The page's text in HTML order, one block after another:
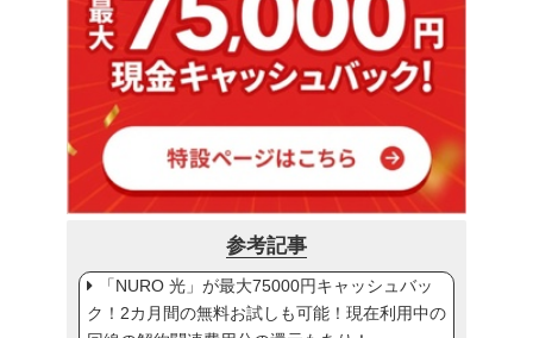
参考記事
「NURO 光」が最大75000円キャッシュバッ
ク！2カ月間の無料お試しも可能！現在利用中の